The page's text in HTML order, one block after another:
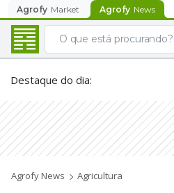
Agrofy Market Agrofy News
Destaque do dia:
Agrofy News Agricultura